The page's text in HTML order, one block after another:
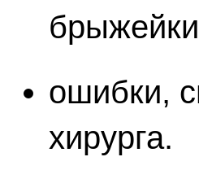
ошибки,
хирурга.